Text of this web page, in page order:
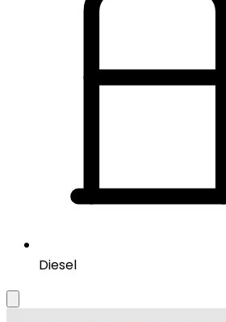
Diesel